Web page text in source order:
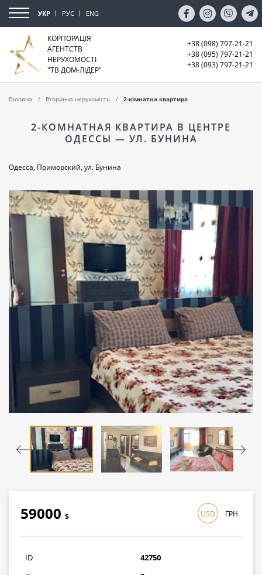
УКР РУС ENG
КОРПОРАЦІЯ
АГЕНТСТВ
НЕРУХОМОСТІ
"ТВ ДОМ-ЛІДЕР"
+38 (098) 797-21-21
+38 (095) 797-21-21
+38 (093) 797-21-21
Головна Вторинна нерухомість 2-кімнатна квартира
2-КОМНАТНАЯ КВАРТИРА В ЦЕНТРЕ
ОДЕССЫ — УЛ. БУНИНА
Одесса, Приморский, ул. Бунина
59000 $
1711000грн
USD ГРН
ID
42750